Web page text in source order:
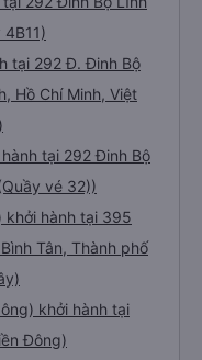
tại 292 Đ. Đinh Bộ
Hồ Chí Minh, Việt
tại 292 Đinh Bộ
vé 32))
khởi hành tại 395
Tân, Thành phố
khởi hành tại
Đông)